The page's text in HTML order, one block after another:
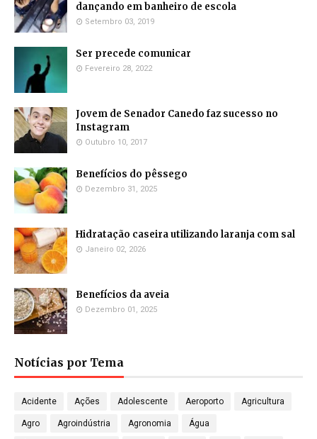
dançando em banheiro de escola
Setembro 03, 2019
Ser precede comunicar
Fevereiro 28, 2022
Jovem de Senador Canedo faz sucesso no
Instagram
Outubro 10, 2017
Benefícios do pêssego
Dezembro 31, 2025
Hidratação caseira utilizando laranja com sal
Janeiro 02, 2026
Benefícios da aveia
Dezembro 01, 2025
Notícias por Tema
Acidente Ações Adolescente Aeroporto Agricultura
Agro Agroindústria Agronomia Água